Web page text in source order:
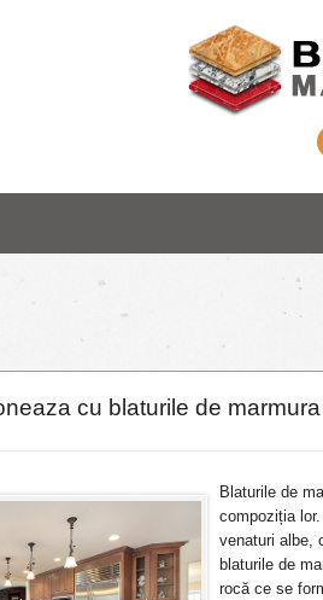
cu blaturile de
Blaturile de
compoziția
venaturi albe,
blaturile de
rocă ce se